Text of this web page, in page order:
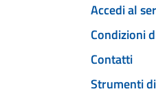
Accedi al
Condizioni
Contatti
Strumenti